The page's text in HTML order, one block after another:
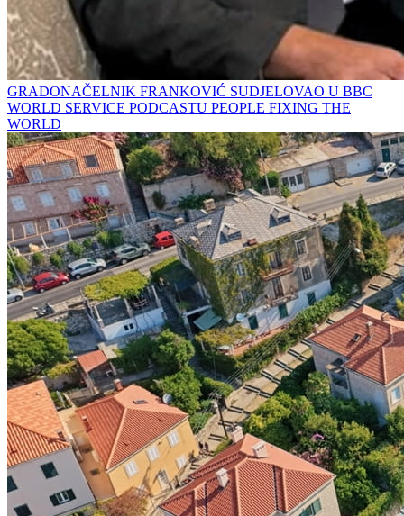
GRADONAČELNIK FRANKOVIĆ SUDJELOVAO U BBC
WORLD SERVICE PODCASTU PEOPLE FIXING THE
WORLD